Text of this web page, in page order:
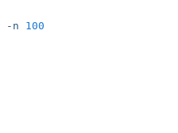
-n 100